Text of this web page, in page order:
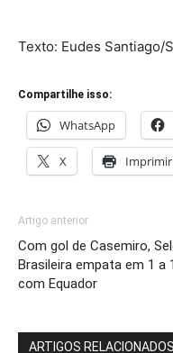
Texto: Eudes Santiago/
Compartilhe isso:
WhatsApp
X Imprimir
Artigo anterior
Com gol de Casemiro,
Brasileira empata em 1 a 1
com Equador
ARTIGOS RELACIONADOS